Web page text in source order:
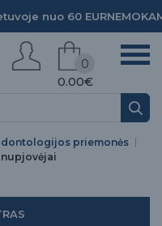
nuo 60 EUR
0.00€
0
priemonės